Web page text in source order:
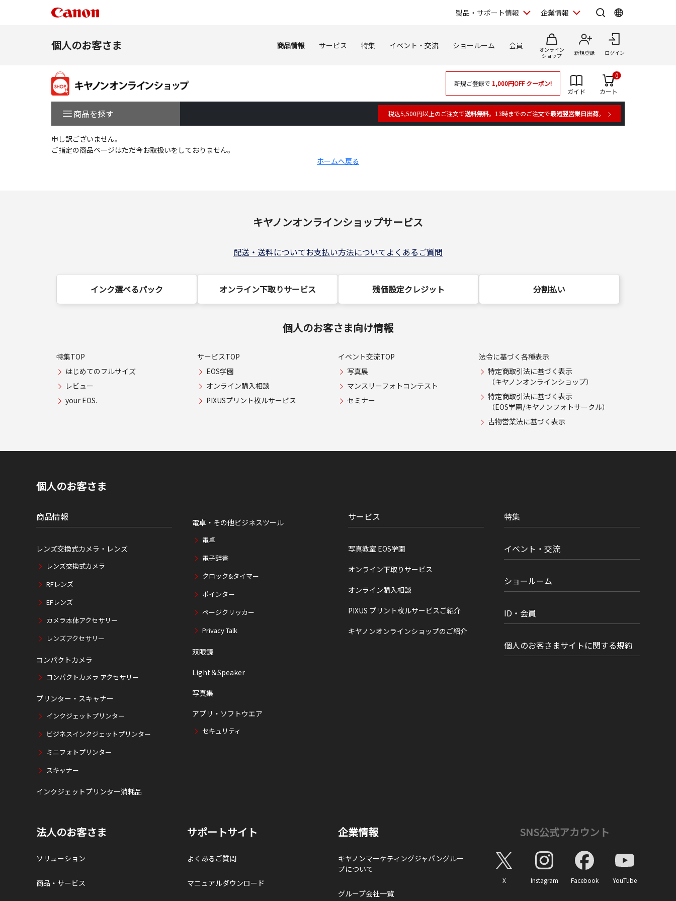
製品・サポート情報 企業情報
個人のお客さま 商品情報 サービス 特集 イベント・交流 ショールーム 会員
オンライン
ショップ
新規登録 ログイン
商品を探す
新規ご登録で 1,000円OFFクーポン!
ガイド
カート
0
税込5,500円以上のご注文で送料無料。13時までのご注文で最短翌営業日出荷。
申し訳ございません。
ご指定の商品ページはただ今お取扱いをしておりません。
ホームへ戻る
キヤノンオンラインショップサービス
配送・送料についてお支払い方法についてよくあるご質問
インク選べるパック オンライン下取りサービス 残価設定クレジット 分割払い
個人のお客さま向け情報
特集TOP
はじめてのフルサイズ
レビュー
your EOS.
サービスTOP
EOS学園
オンライン購入相談
PIXUSプリント枚ルサービス
イベント交流TOP
写真展
マンスリーフォトコンテスト
セミナー
法令に基づく各種表示
特定商取引法に基づく表示
（キヤノンオンラインショップ）
特定商取引法に基づく表示
（EOS学園/キヤノンフォトサークル）
古物営業法に基づく表示
個人のお客さま
商品情報
レンズ交換式カメラ・レンズ
レンズ交換式カメラ
RFレンズ
EFレンズ
カメラ本体アクセサリー
レンズアクセサリー
コンパクトカメラ
コンパクトカメラ アクセサリー
プリンター・スキャナー
インクジェットプリンター
ビジネスインクジェットプリンター
ミニフォトプリンター
スキャナー
インクジェットプリンター消耗品
電卓・その他ビジネスツール
電卓
電子辞書
クロック&タイマー
ポインター
ページクリッカー
Privacy Talk
双眼鏡
Light＆Speaker
写真集
アプリ・ソフトウエア
セキュリティ
サービス
写真教室 EOS学園
オンライン下取りサービス
オンライン購入相談
PIXUS プリント枚ルサービスご紹介
キヤノンオンラインショップのご紹介
特集
イベント・交流
ショールーム
ID・会員
個人のお客さまサイトに関する規約
法人のお客さま
ソリューション
商品・サービス
サポートサイト
よくあるご質問
マニュアルダウンロード
企業情報
キヤノンマーケティングジャパングルー
プについて
グループ会社一覧
SNS公式アカウント
X Instagram Facebook YouTube